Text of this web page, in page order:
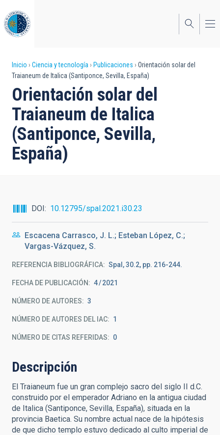
al
contenido
principal
Sobrescribir
enlaces
de
ayuda
a
la
Inicio Ciencia y tecnología Publicaciones
Orientación solar del
Traianeum de Italica (Santiponce, Sevilla, España)
Orientación solar del
Traianeum de Italica
(Santiponce, Sevilla,
España)
DOI 10.12795/spal.2021.i30.23
Escacena Carrasco, J. L.; Esteban López, C.;
Vargas-Vázquez, S.
REFERENCIA BIBLIOGRÁFICA Spal, 30.2, pp. 216-244.
FECHA DE PUBLICACIÓN: 4 2021
NÚMERO DE AUTORES 3
NÚMERO DE AUTORES DEL IAC 1
NÚMERO DE CITAS REFERIDAS 0
Descripción
El Traianeum fue un gran complejo sacro del siglo II d.C.
construido por el emperador Adriano en la antigua ciudad
de Italica (Santiponce, Sevilla, España), situada en la
provincia Baetica. Su nombre actual nace de la hipótesis
de que dicho templo estuvo dedicado al culto imperial de